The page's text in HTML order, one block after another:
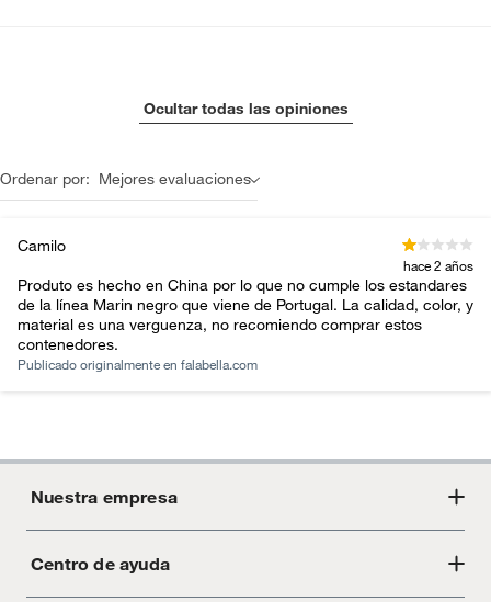
Ocultar todas las opiniones
Ordenar por: Mejores evaluaciones
Camilo
hace 2 años
Produto es hecho en China por lo que no cumple los estandares
de la línea Marin negro que viene de Portugal. La calidad, color, y
material es una verguenza, no recomiendo comprar estos
contenedores.
Publicado originalmente en falabella.com
Nuestra empresa
Acerca de Crate
Centro de ayuda